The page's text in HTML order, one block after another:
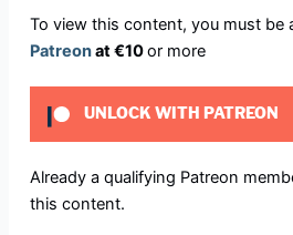
To view this content, you must be
Patreonat €10or more
UNLOCK WITH PATREON
Already a qualifying Patreon
this content.